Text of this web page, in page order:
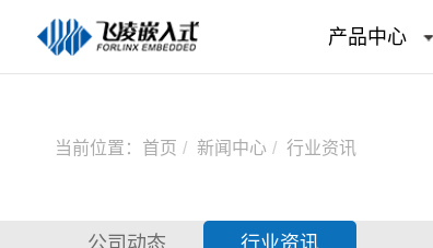
产品中心
当前位置： 首页 新闻中心 行业资讯
公司动态 行业资讯